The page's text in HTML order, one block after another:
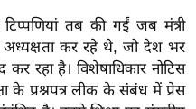
तब की गईं जब मंत्री
अध्यक्षता कर रहे थे, जो देश भर
रहा है। विशेषाधिकार नोटिस
के प्रश्नपत्र लीक के संबंध में प्रेस